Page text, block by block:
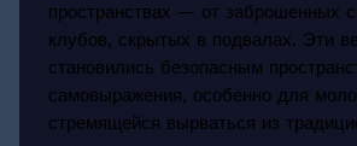
пространствах — от заброшенных
клубов, скрытых в подвалах. Эти
становились безопасным
самовыражения, особенно для
стремящейся вырваться из